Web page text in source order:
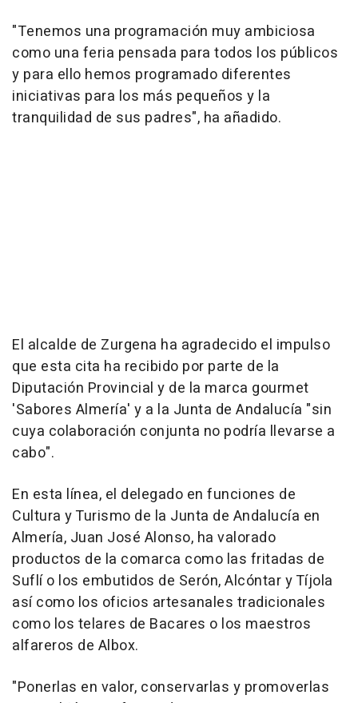
"Tenemos una programación muy ambiciosa
como una feria pensada para todos los públicos
y para ello hemos programado diferentes
iniciativas para los más pequeños y la
tranquilidad de sus padres", ha añadido.
El alcalde de Zurgena ha agradecido el impulso
que esta cita ha recibido por parte de la
Diputación Provincial y de la marca gourmet
'Sabores Almería' y a la Junta de Andalucía "sin
cuya colaboración conjunta no podría llevarse a
cabo".
En esta línea, el delegado en funciones de
Cultura y Turismo de la Junta de Andalucía en
Almería, Juan José Alonso, ha valorado
productos de la comarca como las fritadas de
Suflí o los embutidos de Serón, Alcóntar y Tíjola
así como los oficios artesanales tradicionales
como los telares de Bacares o los maestros
alfareros de Albox.
"Ponerlas en valor, conservarlas y promoverlas